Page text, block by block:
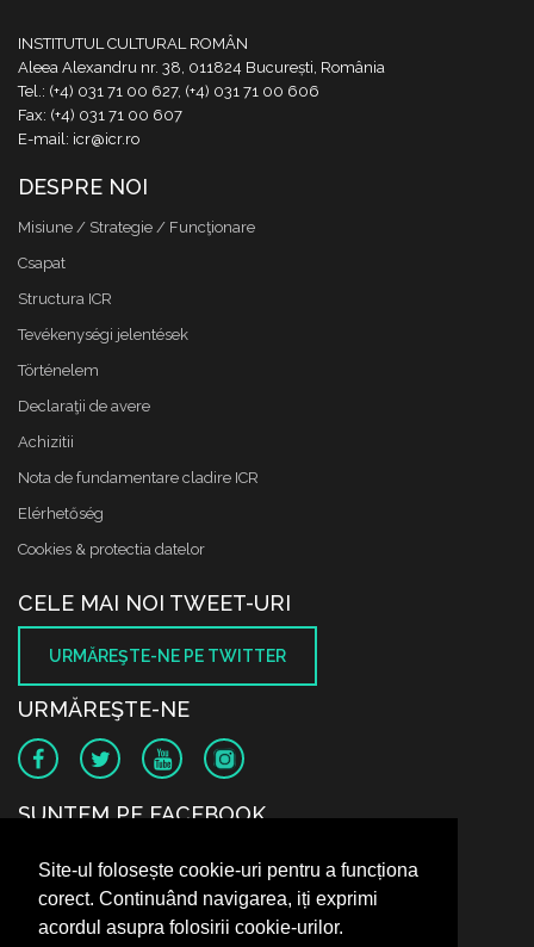
Site-ul folosește cookie-uri pentru a funcționa
corect. Continuând navigarea, iți exprimi
acordul asupra folosirii cookie-urilor.
INSTITUTUL CULTURAL ROMÂN
Aleea Alexandru nr. 38, 011824 București, România
Tel.: (+4) 031 71 00 627, (+4) 031 71 00 606
Fax: (+4) 031 71 00 607
E-mail: icr@icr.ro
DESPRE NOI
Misiune / Strategie / Funcţionare
Csapat
Structura ICR
Tevékenységi jelentések
Történelem
Declaraţii de avere
Achizitii
Nota de fundamentare cladire ICR
Elérhetőség
Cookies & protectia datelor
CELE MAI NOI TWEET-URI
URMĂREŞTE-NE PE TWITTER
URMĂREŞTE-NE
SUNTEM PE FACEBOOK